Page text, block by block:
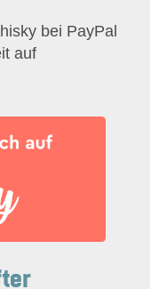
bei PayPal
auf